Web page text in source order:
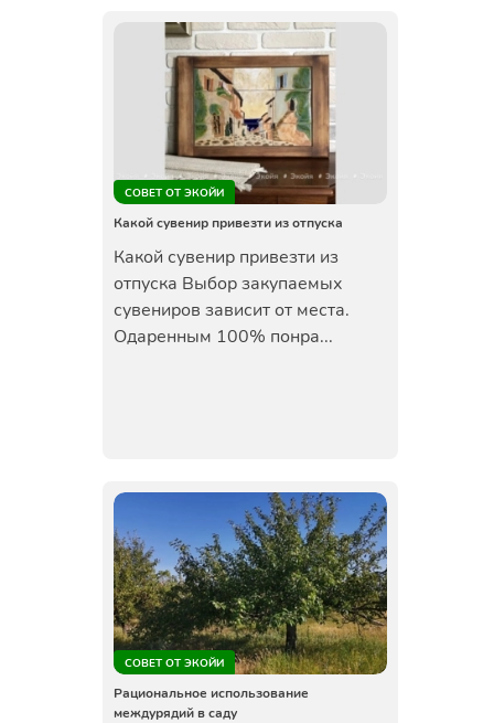
СОВЕТ ОТ ЭКОЙИ
Какой сувенир привезти из отпуска
Какой сувенир привезти из
отпуска Выбор закупаемых
сувениров зависит от места.
Одаренным 100% понра...
СОВЕТ ОТ ЭКОЙИ
Рациональное использование
междурядий в саду